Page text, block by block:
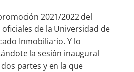
2021/2022 del
oficiales de la Universidad de
Inmobiliario. Y lo
la sesión inaugural
partes y en la que